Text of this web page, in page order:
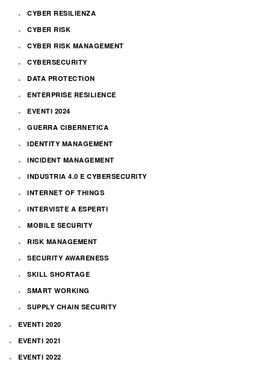
CYBER RESILIENZA
CYBER RISK
CYBER RISK MANAGEMENT
CYBERSECURITY
DATA PROTECTION
ENTERPRISE RESILIENCE
EVENTI 2024
GUERRA CIBERNETICA
IDENTITY MANAGEMENT
INCIDENT MANAGEMENT
INDUSTRIA 4.0 E CYBERSECURITY
INTERNET OF THINGS
INTERVISTE A ESPERTI
MOBILE SECURITY
RISK MANAGEMENT
SECURITY AWARENESS
SKILL SHORTAGE
SMART WORKING
SUPPLY CHAIN SECURITY
EVENTI 2020
EVENTI 2021
EVENTI 2022